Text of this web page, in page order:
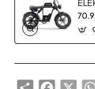
ShareFacebook
X